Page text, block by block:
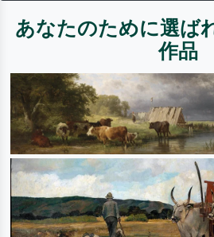
あなたのために選ば
作品